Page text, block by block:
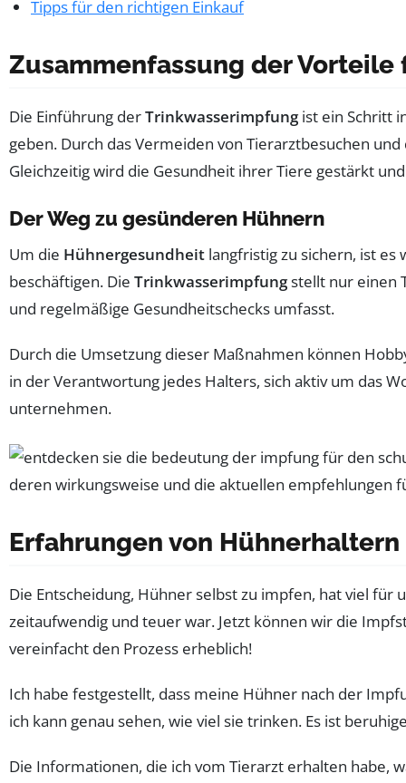
Tipps für den richtigen Einkauf
Zusammenfassung der
Die Einführung derTrinkwasserimpfungist ein Schritt
geben. Durch das Vermeiden von Tierarztbesuchen
Gleichzeitig wird die Gesundheit ihrer Tiere gestärkt
Der Weg zu gesünderen Hühnern
Um die Hühnergesundheit langfristig zu sichern, ist
beschäftigen. Die Trinkwasserimpfungstellt nur einen
und regelmäßige Gesundheitschecks umfasst.
Durch die Umsetzung dieser Maßnahmen können
in der Verantwortung jedes Halters, sich aktiv um das
unternehmen.
Erfahrungen von
Die Entscheidung, Hühner selbst zu impfen, hat viel
zeitaufwendig und teuer war. Jetzt können wir die
vereinfacht den Prozess erheblich!
Ich habe festgestellt, dass meine Hühner nach der
ich kann genau sehen, wie viel sie trinken. Es ist
Die Informationen, die ich vom Tierarzt erhalten habe,